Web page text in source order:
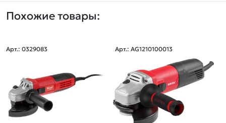
Похожие товары:
Арт.: 0329083 Арт.: AG1210100013